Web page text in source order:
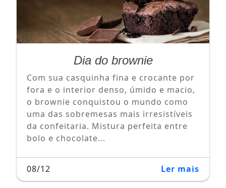
Dia do brownie
Com sua casquinha fina e crocante por
fora e o interior denso, úmido e macio,
o brownie conquistou o mundo como
uma das sobremesas mais irresistíveis
da confeitaria. Mistura perfeita entre
bolo e chocolate...
08/12 Ler mais